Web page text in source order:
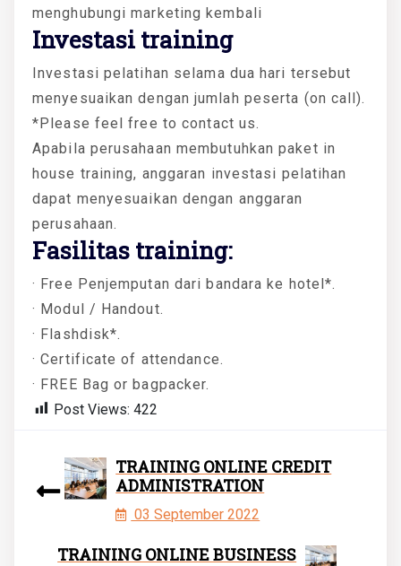
menghubungi marketing kembali
Investasi training
Investasi pelatihan selama dua hari tersebut
menyesuaikan dengan jumlah peserta (on call).
*Please feel free to contact us.
Apabila perusahaan membutuhkan paket in
house training, anggaran investasi pelatihan
dapat menyesuaikan dengan anggaran
perusahaan.
Fasilitas training:
· Free Penjemputan dari bandara ke hotel*.
· Modul / Handout.
· Flashdisk*.
· Certificate of attendance.
· FREE Bag or bagpacker.
Post Views: 422
TRAINING ONLINE CREDIT
ADMINISTRATION
03 September 2022
TRAINING ONLINE BUSINESS